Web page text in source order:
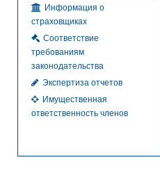
Информация о
страховщиках
Соответствие
требованиям
законодательства
Экспертиза отчетов
Имущественная
ответственность членов